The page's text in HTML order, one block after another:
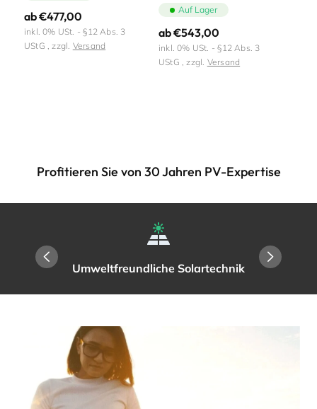
Normaler
Preis
ab €477,00
inkl. 0% USt. - §12 Abs. 3
UStG , zzgl. Versand
Auf Lager
Normaler
Preis
ab €543,00
inkl. 0% USt. - §12 Abs. 3
UStG , zzgl. Versand
Profitieren Sie von 30 Jahren PV-Expertise
Umweltfreundliche Solartechnik